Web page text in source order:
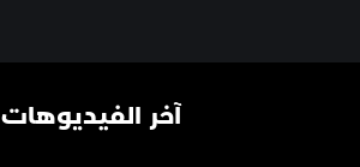
آخر الفيديوهات